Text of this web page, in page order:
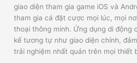
giao diện tham gia game iOS và
tham gia cá đặt cược mọi lúc, mọi
thoại thông minh. Ứng dụng di động
kế tương tự như giao diện chính,
trải nghiệm nhất quán trên mọi thiết